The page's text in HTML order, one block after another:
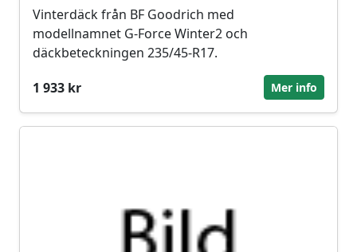
Vinterdäck från BF Goodrich med
modellnamnet G-Force Winter2 och
däckbeteckningen 235/45-R17.
1 933 kr
Mer info